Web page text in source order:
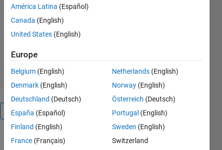
Duncan A. Mellichamp & Doyle.
Francisco J. Triveno Vargas
Version 1.0.0(19,6 ko)
9 déc. 2024
Présentation
This work
América Latina (Español)
Canada (English)
United States (English)
Europe
Belgium (English)
Denmark (English)
Deutschland (Deutsch)
España (Español)
Finland (English)
France (Français)
Netherlands (English)
Norway (English)
Österreich (Deutsch)
Portugal (English)
Sweden (English)
Switzerland